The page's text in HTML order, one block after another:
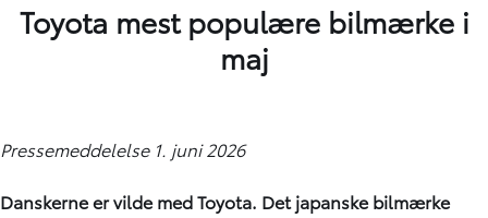
Toyota mest populære bilmærke i
maj
Pressemeddelelse 1. juni 2026
Danskerne er vilde med Toyota. Det japanske bilmærke